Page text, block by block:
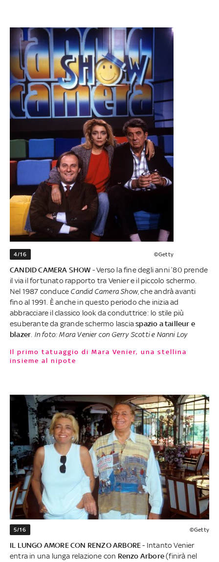
4/16 ©Getty
CANDID CAMERA SHOW - Verso la fine degli anni ’80 prende
il via il fortunato rapporto tra Venier e il piccolo schermo.
Nel 1987 conduce Candid Camera Show, che andrà avanti
fino al 1991. È anche in questo periodo che inizia ad
abbracciare il classico look da conduttrice: lo stile più
esuberante da grande schermo lasciaspazio a tailleur e
blazer In foto: Mara Venier con Gerry Scotti e Nanni Loy
Il primo tatuaggio di Mara Venier, una stellina
insieme al nipote
5/16 ©Getty
IL LUNGO AMORE CON RENZO ARBORE- Intanto Venier
entra in una lunga relazione con Renzo Arbore(finirà nel